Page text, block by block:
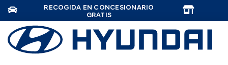
RECOGIDA EN CONCESIONARIO
GRATIS